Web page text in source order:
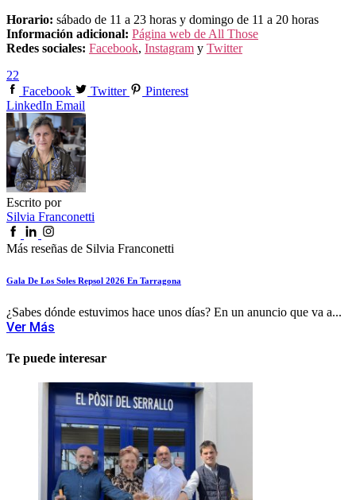
Horario: sábado de 11 a 23 horas y domingo de 11 a 20 horas
Información adicional: Página web de All Those
Redes sociales: Facebook, Instagram y Twitter
22
Facebook
Twitter
Pinterest
LinkedIn Email
Escrito por
Silvia Franconetti
Más reseñas de Silvia Franconetti
Gala De Los Soles Repsol 2026 En Tarragona
¿Sabes dónde estuvimos hace unos días? En un anuncio que va a...
Ver Más
Te puede interesar